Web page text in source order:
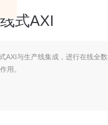
式AXI
AXI与生产线集成，进行在线全
用。